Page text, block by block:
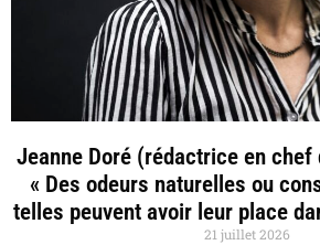
Jeanne Doré (rédactrice en chef
« Des odeurs naturelles ou
telles peuvent avoir leur place
21 juillet 2026